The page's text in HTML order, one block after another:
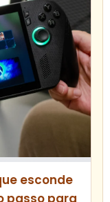
esconde
passo para